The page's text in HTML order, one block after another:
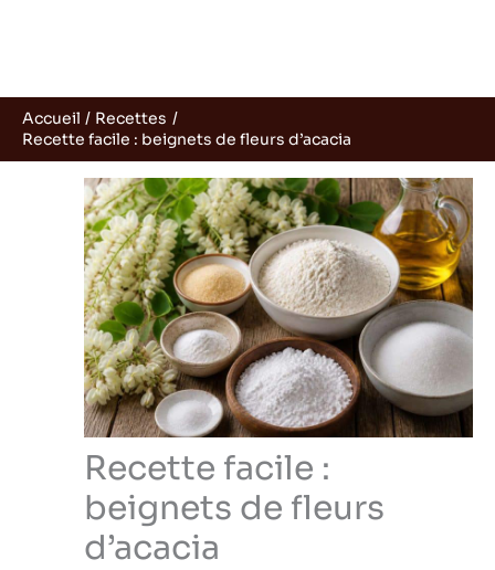
Accueil
Recettes
Recette facile : beignets de fleurs d’acacia
Recette facile :
beignets de fleurs
d’acacia